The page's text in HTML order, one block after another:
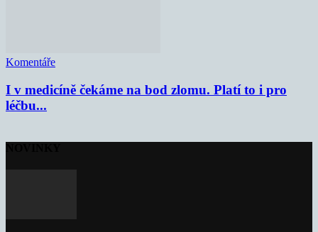
Komentáře
I v medicíně čekáme na bod zlomu. Platí to i pro
léčbu...